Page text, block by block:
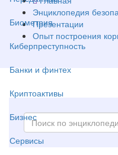
Биометрия
Киберпреступность
Банки и финтех
Криптоактивы
Бизнес
Сервисы
Энциклопедия
Презентации
Опыт построения